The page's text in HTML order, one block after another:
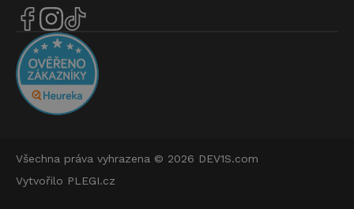
Všechna práva vyhrazena © 2026 DEV1S.com
Vytvořilo PLEGI.cz